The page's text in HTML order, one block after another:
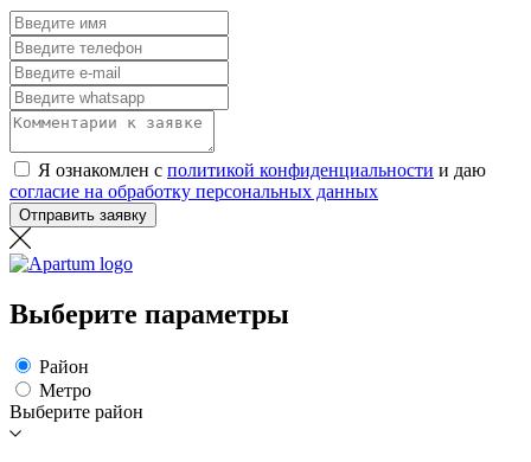
Я ознакомлен с политикой конфиденциальности и даю
согласие на обработку персональных данных
Отправить заявку
Выберите параметры
Район
Метро
Выберите район